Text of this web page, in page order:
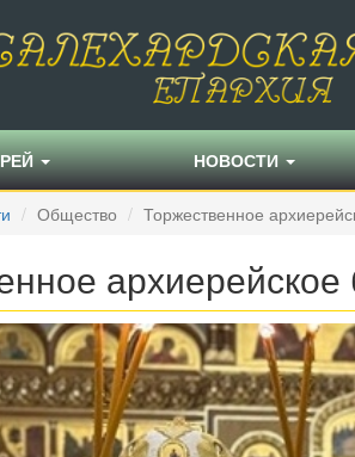
НОВОСТИ
Общество Торжественное